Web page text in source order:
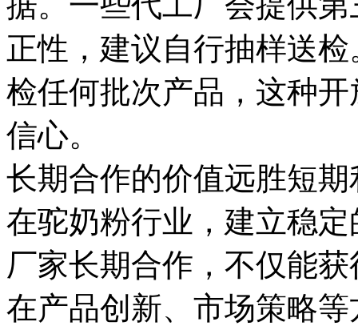
正性，建议自行抽样送
检任何批次产品，这种
信心。
长期合作的价值远胜短期
在驼奶粉行业，建立稳
厂家长期合作，不仅能
在产品创新、市场策略